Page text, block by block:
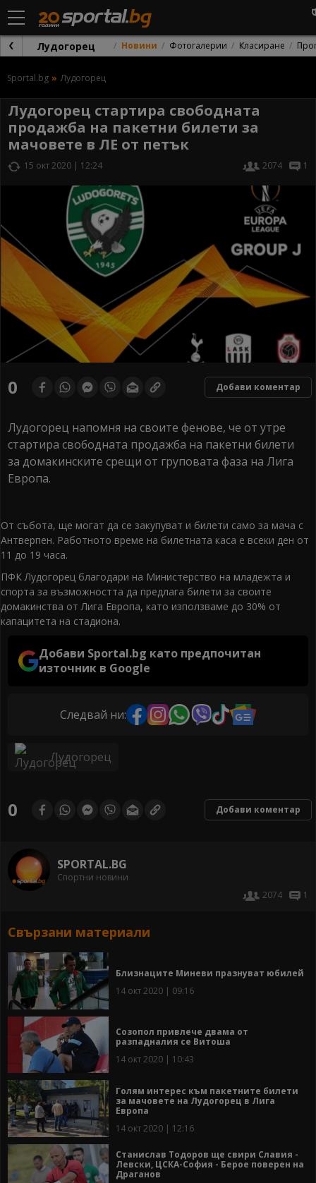
Лудогорец Новини Фотогалерии Класиране
Sportal.bg Лудогорец
Лудогорец стартира свободната
продажба на пакетни билети за
мачовете в ЛЕ от петък
15 окт 2020 | 12:24 2074 1
0 Добави коментар
Лудогорец напомня на своите фенове, че от утре
стартира свободната продажба на пакетни билети
за домакинските срещи от груповата фаза на Лига
Европа.
От събота, ще могат да се закупуват и билети само за мача с
Антверпен. Работното време на билетната каса е всеки ден от
11 до 19 часа.
ПФК Лудогорец благодари на Министерство на младежта и
спорта за възможността да предлага билети за своите
домакинства от Лига Европа, като използваме до 30% от
капацитета на стадиона.
Добави Sportal.bg като предпочитан
източник в Google
Следвай ни:
Лудогорец
0 Добави коментар
SPORTAL.BG
Спортни новини
2074
1
Свързани материали
Близнаците Миневи празнуват юбилей
14 окт 2020 | 09:16
Созопол привлече двама от
разпадналия се Витоша
14 окт 2020 | 10:43
Голям интерес към пакетните билети
за мачовете на Лудогорец в Лига
Европа
14 окт 2020 | 12:16
Станислав Тодоров ще свири Славия -
Левски, ЦСКА-София - Берое поверен на
Драганов